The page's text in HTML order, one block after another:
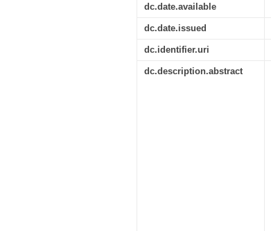
dc.date.available
dc.date.issued
dc.identifier.uri
dc.description.abstract